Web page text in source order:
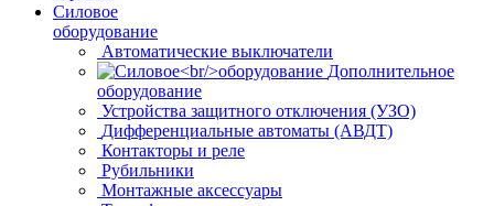
Силовое
оборудование
Автоматические выключатели
Дополнительное
оборудование
Устройства защитного отключения (УЗО)
Дифференциальные автоматы (АВДТ)
Контакторы и реле
Рубильники
Монтажные аксессуары